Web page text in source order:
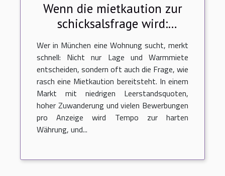
Wenn die mietkaution zur
schicksalsfrage wird:
wahrheiten aus der
wohnungssuche in
münchen
Wer in München eine Wohnung sucht, merkt
schnell: Nicht nur Lage und Warmmiete
entscheiden, sondern oft auch die Frage, wie
rasch eine Mietkaution bereitsteht. In einem
Markt mit niedrigen Leerstandsquoten,
hoher Zuwanderung und vielen Bewerbungen
pro Anzeige wird Tempo zur harten
Währung, und...